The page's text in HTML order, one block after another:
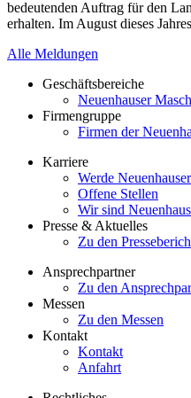
bedeutenden Auftrag für den
erhalten. Im August dieses
Alle Meldungen
Geschäftsbereiche
Neuenhauser
Firmengruppe
Firmen der
Karriere
Werde Neuenhauser
Offene Stellen
Wir sind
Presse & Aktuelles
Zu den
Ansprechpartner
Zu den
Messen
Zu den Messen
Kontakt
Kontakt
Anfahrt